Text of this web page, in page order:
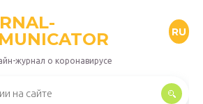
RU
журнал о коронавирусе